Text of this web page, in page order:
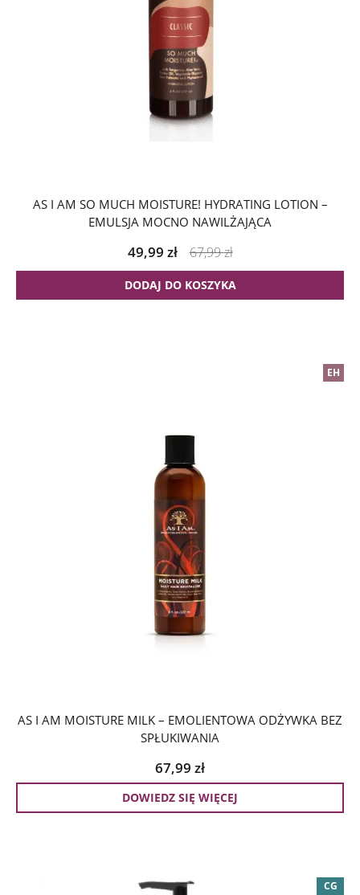
AS I AM SO MUCH MOISTURE! HYDRATING LOTION –
EMULSJA MOCNO NAWILŻAJĄCA
49,99 zł 67,99zł
DODAJ DO KOSZYKA
EH
AS I AM MOISTURE MILK – EMOLIENTOWA ODŻYWKA BEZ
SPŁUKIWANIA
67,99 zł
DOWIEDZ SIĘ WIĘCEJ
CG